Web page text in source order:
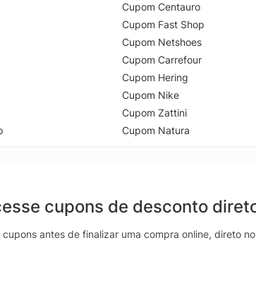
Cupom Centauro
Cupom Fast Shop
Cupom Netshoes
Cupom Carrefour
Cupom Hering
Cupom Nike
Cupom Zattini
Cupom Natura
cupons de desconto
antes de finalizar uma compra online, direto